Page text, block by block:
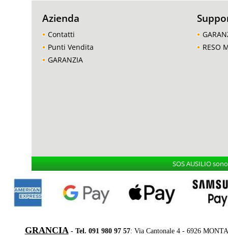
Azienda
Contatti
Punti Vendita
GARANZIA
RESO
SOS AUSILIO
GRANCIA - Tel. 091 980 97 57: Via Cantonale 4 - 6926